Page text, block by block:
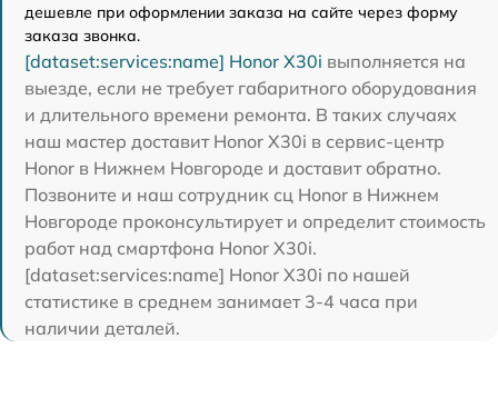
дешевле при оформлении заказа на сайте через форму
заказа звонка.
[dataset:services:name] Honor X30i выполняется на
выезде, если не требует габаритного оборудования
и длительного времени ремонта. В таких случаях
наш мастер доставит Honor X30i в сервис-центр
Honor в Нижнем Новгороде и доставит обратно.
Позвоните и наш сотрудник сц Honor в Нижнем
Новгороде проконсультирует и определит стоимость
работ над смартфона Honor X30i.
[dataset:services:name] Honor X30i по нашей
статистике в среднем занимает 3-4 часа при
наличии деталей.